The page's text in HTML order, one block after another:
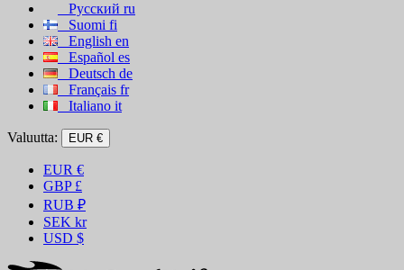
Русский ru
Suomi fi
English en
Español es
Deutsch de
Français fr
Italiano it
Valuutta: EUR €
EUR €
GBP £
RUB ₽
SEK kr
USD $